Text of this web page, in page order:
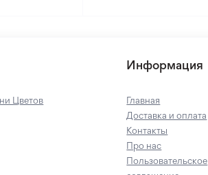
Цветов
Информация
Главная
Доставка и оплата
Контакты
Про нас
Пользовательское